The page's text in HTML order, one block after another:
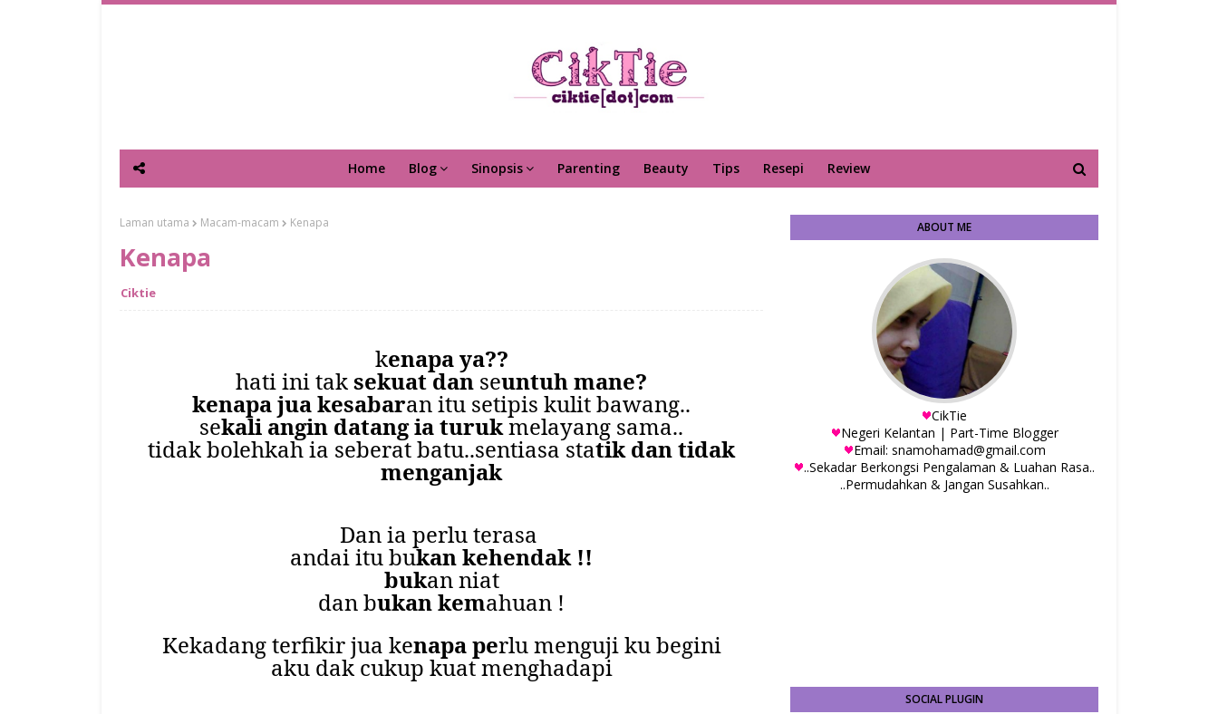
Home Blog Sinopsis Parenting Beauty Tips Resepi Review
Laman utama Macam-macam Kenapa
Kenapa
Ciktie
kenapa ya??
hati ini taksekuat dan seuntuh mane?
kenapa jua kesabaran itu setipis kulit bawang..
sekali angin datang ia turukmelayang sama..
tidak bolehkah ia seberat batu..sentiasa statik dan tidak
menganjak
Dan ia perlu terasa
andai itu bukan kehendak !!
bukan niat
dan bukan kemahuan !
Kekadang terfikir jua kenapa perlu menguji ku begini
aku dak cukup kuat menghadapi
ABOUT ME
CikTie
Negeri Kelantan | Part-Time Blogger
Email: snamohamad@gmail.com
..Sekadar Berkongsi Pengalaman & Luahan Rasa..
..Permudahkan & Jangan Susahkan..
SOCIAL PLUGIN